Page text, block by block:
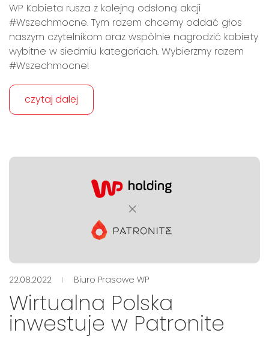
WP Kobieta rusza z kolejną odsłoną akcji
#Wszechmocne. Tym razem chcemy oddać głos
naszym czytelnikom oraz wspólnie nagrodzić kobiety
wybitne w siedmiu kategoriach. Wybierzmy razem
#Wszechmocne!
czytaj dalej
22.08.2022 Biuro Prasowe WP
Wirtualna Polska
inwestuje w Patronite